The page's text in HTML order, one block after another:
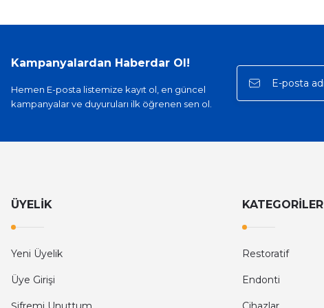
Kampanyalardan Haberdar Ol!
Hemen E-posta listemize kayıt ol, en güncel
kampanyalar ve duyuruları ilk öğrenen sen ol.
ÜYELİK
Yeni Üyelik
Üye Girişi
KATEGORİLER
Restoratif
Endonti